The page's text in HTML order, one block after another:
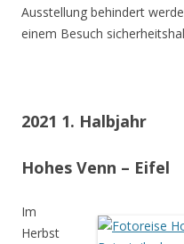
Ausstellung behindert
einem Besuch
2021 1. Halbjahr
Hohes Venn – Eifel
Im
Herbst